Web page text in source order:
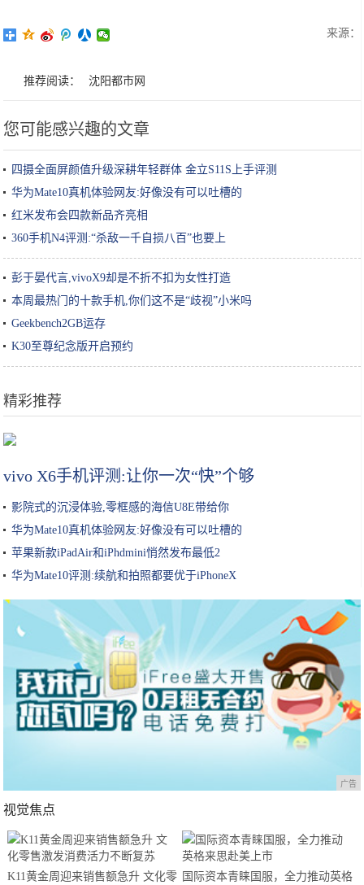
来源：
推荐阅读： 沈阳都市网
您可能感兴趣的文章
四摄全面屏颜值升级深耕年轻群体 金立S11S上手评测
华为Mate10真机体验网友:好像没有可以吐槽的
红米发布会四款新品齐亮相
360手机N4评测:“杀敌一千自损八百”也要上
彭于晏代言,vivoX9却是不折不扣为女性打造
本周最热门的十款手机,你们这不是“歧视”小米吗
Geekbench2GB运存
K30至尊纪念版开启预约
精彩推荐
vivo X6手机评测:让你一次“快”个够
影院式的沉浸体验,零框感的海信U8E带给你
华为Mate10真机体验网友:好像没有可以吐槽的
苹果新款iPadAir和iPhdmini悄然发布最低2
华为Mate10评测:续航和拍照都要优于iPhoneX
广告
视觉焦点
K11黄金周迎来销售额急升 文化零 国际资本青睐国服，全力推动英格